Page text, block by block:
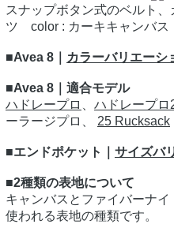
スナップボタン式のベルト
ツ color : カーキキャンバス
■Avea 8｜ カラーバリエーシ
■Avea 8｜適合モデル
ハドレープロ
ハドレープロ
ーラージプロ、 25 Rucksack
■エンドポケット｜ サイズバ
■2種類の表地について
キャンバスとファイバーナ
使われる表地の種類です。